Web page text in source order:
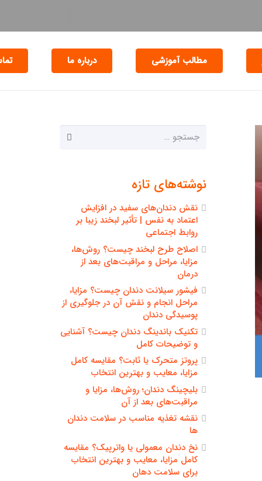
مطالب آموزشی درباره ما
جستجو
برای:
نوشته‌های تازه
نقش دندان‌های سفید در افزایش
اعتماد به نفس | تأثیر لبخند زیبا بر
روابط اجتماعی
اصلاح طرح لبخند چیست؟ روش‌ها،
مزایا، مراحل و مراقبت‌های بعد از
درمان
فیشور سیلانت دندان چیست؟ مزایا،
مراحل انجام و نقش آن در جلوگیری از
پوسیدگی دندان
تکنیک باندینگ دندان چیست؟ آشنایی
و توضیحات کامل
پروتز متحرک یا ثابت؟ مقایسه کامل
مزایا، معایب و بهترین انتخاب
بلیچینگ دندان؛ روش‌ها، مزایا و
مراقبت‌های بعد از آن
نقشه تغذیه مناسب در سلامت دندان
ها
نخ دندان معمولی یا واترپیک؟ مقایسه
کامل مزایا، معایب و بهترین انتخاب
برای سلامت دهان